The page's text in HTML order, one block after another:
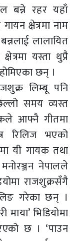
बन्ने रहर यहाँ
क्षेत्रमा नाम
लालायित
यस्ता थुप्रै
छन् ।
लिम्बू पनि
समय व्यस्त
आफ्नै गीतमा
रिलिज भएको
यी गायक तथा
नेपालले
राजशुक्रसँगै
गरेका छन् ।
भिडियोमा
छ । ‘पाउन